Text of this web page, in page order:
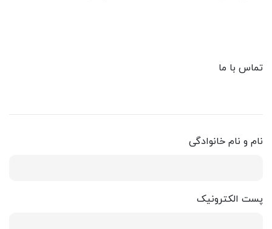
تماس با ما
نام و نام خانوادگی
پست الکترونیک